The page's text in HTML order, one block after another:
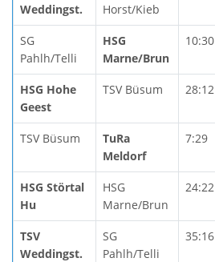
Weddingst.
Horst/Kieb
SG
Pahlh/Telli
HSG
Marne/Brun
10:30
HSG Hohe
Geest
TSV Büsum 28:12
TSV Büsum
TuRa
Meldorf
7:29
HSG Störtal
Hu
HSG
Marne/Brun
24:22
TSV
Weddingst.
SG
Pahlh/Telli
35:16